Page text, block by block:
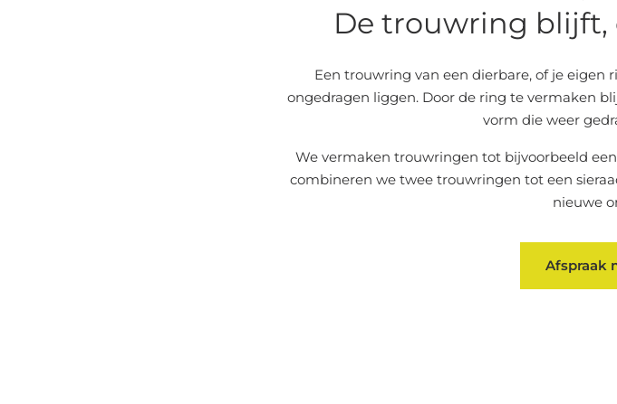
De trouwring blijft,
Een trouwring van een dierbare, of je eigen
ongedragen liggen. Door de ring te vermaken
vorm die weer
We vermaken trouwringen tot bijvoorbeeld
combineren we twee trouwringen tot een
nieuwe
Afspraak